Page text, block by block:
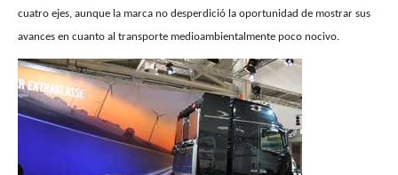
cuatro ejes, aunque la marca no desperdició la oportunidad de mostrar sus
avances en cuanto al transporte medioambientalmente poco nocivo.